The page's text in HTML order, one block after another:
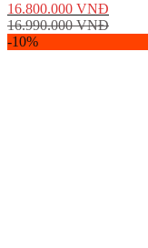
16.800.000 VNĐ
16.990.000VNĐ
-10%